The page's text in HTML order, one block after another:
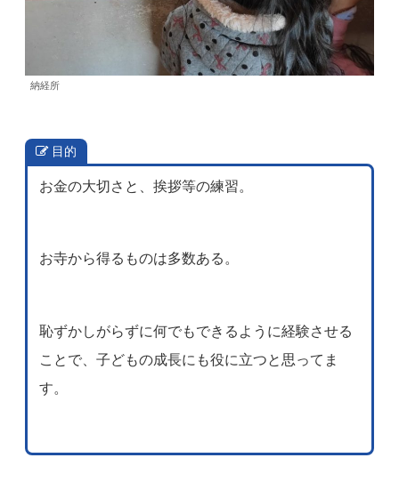
納経所
目的
お金の大切さと、挨拶等の練習。
お寺から得るものは多数ある。
恥ずかしがらずに何でもできるように経験させる
ことで、子どもの成長にも役に立つと思ってま
す。